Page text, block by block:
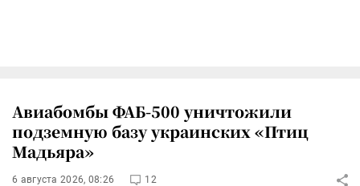
Авиабомбы ФАБ-500 уничтожили
подземную базу украинских «Птиц
Мадьяра»
6 августа 2026, 08:26 12